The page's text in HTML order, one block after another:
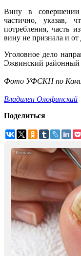
Вину в совершении
частично, указав,
потребления, часть
вину не признала и от
Уголовное дело
Эжвинский районный
Фото УФСКН по
Владилен Олофинский
Поделиться